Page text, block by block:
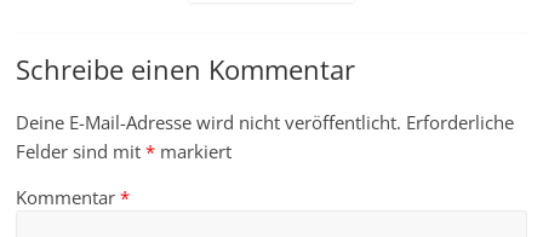
Schreibe einen Kommentar
Deine E-Mail-Adresse wird nicht veröffentlicht. Erforderliche
Felder sind mit* markiert
Kommentar*